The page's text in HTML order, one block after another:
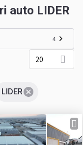
auto LIDER
4
20
LIDER